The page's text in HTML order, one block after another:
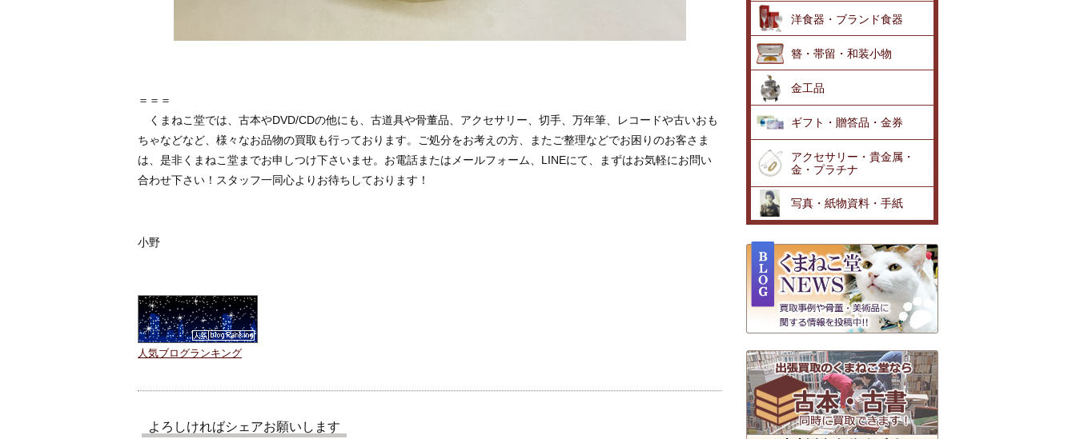
＝＝＝
くまねこ堂では、古本やDVD/CDの他にも、古道具や骨董品、アクセサリー、切手、万年筆、レコードや古いおも
ちゃなどなど、様々なお品物の買取も行っております。ご処分をお考えの方、またご整理などでお困りのお客さま
は、是非くまねこ堂までお申しつけ下さいませ。お電話またはメールフォーム、LINEにて、まずはお気軽にお問い
合わせ下さい！スタッフ一同心よりお待ちしております！
小野
人気ブログランキング
よろしければシェアお願いします
洋食器・ブランド食器
簪・帯留・和装小物
金工品
ギフト・贈答品・金券
アクセサリー・貴金属・
金・プラチナ
写真・紙物資料・手紙